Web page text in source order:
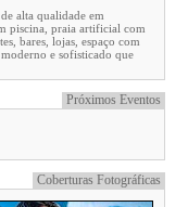
alta qualidade em
piscina, praia artificial com
bares, lojas, espaço com
e sofisticado que
Próximos Eventos
Coberturas Fotográficas